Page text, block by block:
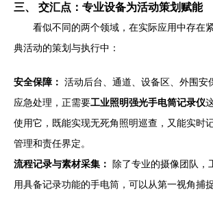
三、 交汇点：专业设备为活动策划赋能
看似不同的两个领域，在实际应用中存在
典活动的策划与执行中：
安全保障： 活动后台、通道、设备区、外围安
应急处理，正需要工业照明强光手电筒记录仪
使用它，既能实现无死角照明巡查，又能实时
管理和责任界定。
流程记录与素材采集：
除了专业的摄像团队，
用具备记录功能的手电筒，可以从第一视角捕